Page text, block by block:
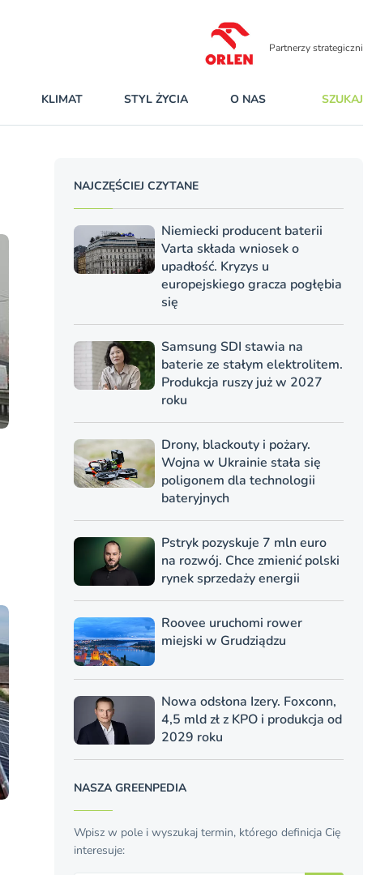
Partnerzy strategiczni
KLIMAT STYL ŻYCIA O NAS SZUKAJ
NAJCZĘŚCIEJ CZYTANE
Niemiecki producent baterii
Varta składa wniosek o
upadłość. Kryzys u
europejskiego gracza pogłębia
się
Samsung SDI stawia na
baterie ze stałym elektrolitem.
Produkcja ruszy już w 2027
roku
Drony, blackouty i pożary.
Wojna w Ukrainie stała się
poligonem dla technologii
bateryjnych
Pstryk pozyskuje 7 mln euro
na rozwój. Chce zmienić polski
rynek sprzedaży energii
Roovee uruchomi rower
miejski w Grudziądzu
Nowa odsłona Izery. Foxconn,
4,5 mld zł z KPO i produkcja od
2029 roku
NASZA GREENPEDIA
Wpisz w pole i wyszukaj termin, którego definicja Cię
interesuje: